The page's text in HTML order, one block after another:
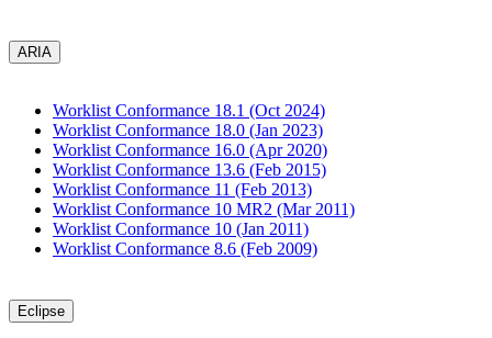
ARIA
Worklist Conformance 18.1 (Oct 2024)
Worklist Conformance 18.0 (Jan 2023)
Worklist Conformance 16.0 (Apr 2020)
Worklist Conformance 13.6 (Feb 2015)
Worklist Conformance 11 (Feb 2013)
Worklist Conformance 10 MR2 (Mar 2011)
Worklist Conformance 10 (Jan 2011)
Worklist Conformance 8.6 (Feb 2009)
Eclipse